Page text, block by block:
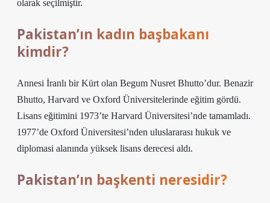
olarak seçilmiştir.
Pakistan’ın kadın başbakanı
kimdir?
Annesi İranlı bir Kürt olan Begum Nusret Bhutto’dur. Benazir
Bhutto, Harvard ve Oxford Üniversitelerinde eğitim gördü.
Lisans eğitimini 1973’te Harvard Üniversitesi’nde tamamladı.
1977’de Oxford Üniversitesi’nden uluslararası hukuk ve
diplomasi alanında yüksek lisans derecesi aldı.
Pakistan’ın başkenti neresidir?